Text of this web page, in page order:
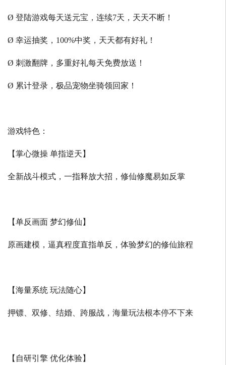
Ø 登陆游戏每天送元宝，连续7天，天天不断！
Ø 幸运抽奖，100%中奖，天天都有好礼！
Ø 刺激翻牌，多重好礼每天免费放送！
Ø 累计登录，极品宠物坐骑领回家！
游戏特色：
【掌心微操 单指逆天】
全新战斗模式，一指释放大招，修仙修魔易如反掌
【单反画面 梦幻修仙】
原画建模，逼真程度直指单反，体验梦幻的修仙旅程
【海量系统 玩法随心】
押镖、双修、结婚、跨服战，海量玩法根本停不下来
【自研引擎 优化体验】